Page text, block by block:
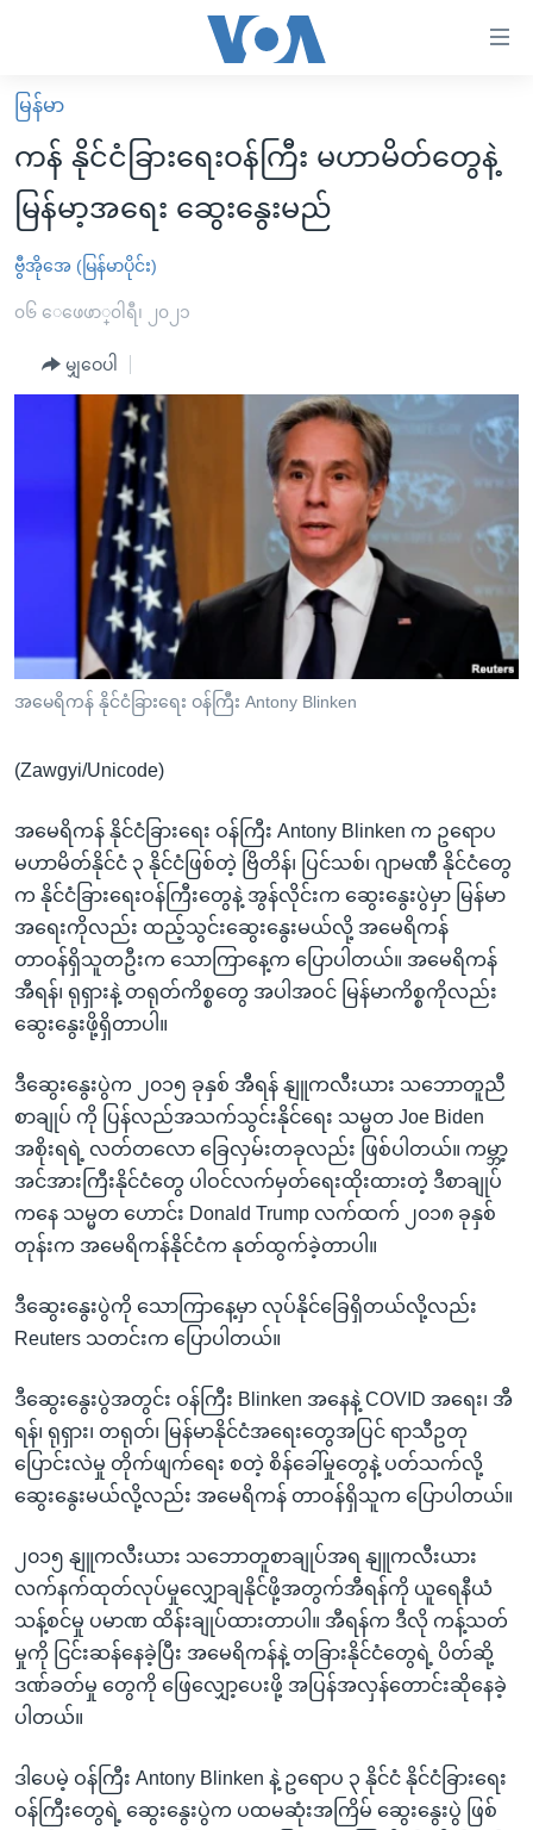
လွယ်ကူ
စေ
သည့်
Link
များ
ပင်မ
ကြည့်
ရှာဖွေ
နေရာ
သို့
ကျော်
ရန်
မူလစာမျက်နှာ
မြန်မာ
ကမ္ဘာ့သတင်းများ
နိုင်ငံတကာ
အစ္စရေး-ပါလက်စတိုင်း
ဗွီဒီယို
သတင်းလွတ်လပ်ခွင့်
အင်္ဂလိပ်စာလေ့လာမယ်
အမေရိကန်သုံးအီဒီယံ
မကြေးမုံရဲ့ အင်္ဂလိပ်စာ
ရုပ်ရှင်ထဲက အင်္ဂလိပ်စာ
သုတပဒေသာ အင်္ဂလိပ်စာ
အပတ်စဉ်ကဏ္ဍများ
ရေဒီယိုနှင့်ရုပ်သံ အချက်အလက်များ
ရေဒီယို/တီဗွီအစီအစဉ်
Learning English
ဗွီအိုအေ လူမှုကွန်ယက်များ
မြန်မာ
ကန် နိုင်ငံခြားရေးဝန်ကြီး မဟာမိတ်တွေနဲ့
မြန်မာ့အရေး ဆွေးနွေးမည်
ဗွီအိုအေ (မြန်မာပိုင်း)
၀၆ ေဖေဖာ္၀ါရီ၊ ၂၀၂၁
မျှဝေပါ
အမေရိကန် နိုင်ငံခြားရေး ဝန်ကြီး Antony Blinken
(Zawgyi/Unicode)
အမေရိကန် နိုင်ငံခြားရေး ဝန်ကြီး Antony Blinken က ဥရောပ
မဟာမိတ်နိုင်ငံ ၃ နိုင်ငံဖြစ်တဲ့ ဗြိတိန်၊ ပြင်သစ်၊ ဂျာမဏီ နိုင်ငံတွေ
က နိုင်ငံခြားရေးဝန်ကြီးတွေနဲ့ အွန်လိုင်းက ဆွေးနွေးပွဲမှာ မြန်မာ
အရေးကိုလည်း ထည့်သွင်းဆွေးနွေးမယ်လို့ အမေရိကန်
တာဝန်ရှိသူတဦးက သောကြာနေ့က ပြောပါတယ်။ အမေရိကန်
အီရန်၊ ရုရှားနဲ့ တရုတ်ကိစ္စတွေ အပါအဝင် မြန်မာကိစ္စကိုလည်း
ဆွေးနွေးဖို့ရှိတာပါ။
ဒီဆွေးနွေးပွဲက ၂၀၁၅ ခုနှစ် အီရန် နျူကလီးယား သဘောတူညီ
စာချုပ် ကို ပြန်လည်အသက်သွင်းနိုင်ရေး သမ္မတ Joe Biden
အစိုးရရဲ့ လတ်တလော ခြေလှမ်းတခုလည်း ဖြစ်ပါတယ်။ ကမ္ဘာ့
အင်အားကြီးနိုင်ငံတွေ ပါဝင်လက်မှတ်ရေးထိုးထားတဲ့ ဒီစာချုပ်
ကနေ သမ္မတ ဟောင်း Donald Trump လက်ထက် ၂၀၁၈ ခုနှစ်
တုန်းက အမေရိကန်နိုင်ငံက နုတ်ထွက်ခဲ့တာပါ။
ဒီဆွေးနွေးပွဲကို သောကြာနေ့မှာ လုပ်နိုင်ခြေရှိတယ်လို့လည်း
Reuters သတင်းက ပြောပါတယ်။
ဒီဆွေးနွေးပွဲအတွင်း ဝန်ကြီး Blinken အနေနဲ့ COVID အရေး၊ အီ
ရန်၊ ရုရှား၊ တရုတ်၊ မြန်မာနိုင်ငံအရေးတွေအပြင် ရာသီဥတု
ပြောင်းလဲမှု တိုက်ဖျက်ရေး စတဲ့ စိန်ခေါ်မှုတွေနဲ့ ပတ်သက်လို့
ဆွေးနွေးမယ်လို့လည်း အမေရိကန် တာဝန်ရှိသူက ပြောပါတယ်။
၂၀၁၅ နျူကလီးယား သဘောတူစာချုပ်အရ နျူကလီးယား
လက်နက်ထုတ်လုပ်မှုလျှောချနိုင်ဖို့အတွက်အီရန်ကို ယူရေနီယံ
သန့်စင်မှု ပမာဏ ထိန်းချုပ်ထားတာပါ။ အီရန်က ဒီလို ကန့်သတ်
မှုကို ငြင်းဆန်နေခဲ့ပြီး အမေရိကန်နဲ့ တခြားနိုင်ငံတွေရဲ့ ပိတ်ဆို့
ဒဏ်ခတ်မှု တွေကို ဖြေလျှော့ပေးဖို့ အပြန်အလှန်တောင်းဆိုနေခဲ့
ပါတယ်။
ဒါပေမဲ့ ဝန်ကြီး Antony Blinken နဲ့ ဥရောပ ၃ နိုင်ငံ နိုင်ငံခြားရေး
ဝန်ကြီးတွေရဲ့ ဆွေးနွေးပွဲက ပထမဆုံးအကြိမ် ဆွေးနွေးပွဲ ဖြစ်